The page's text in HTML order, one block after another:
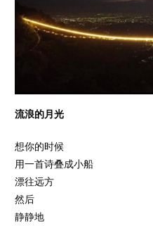
流浪的月光
想你的时候
用一首诗叠成小船
漂往远方
然后
静静地